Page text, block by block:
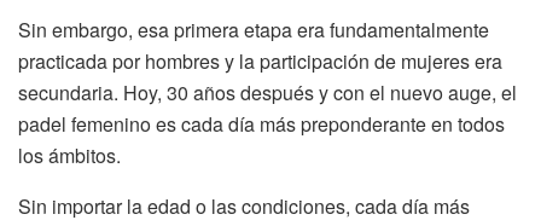
Sin embargo, esa primera etapa era fundamentalmente
practicada por hombres y la participación de mujeres era
secundaria. Hoy, 30 años después y con el nuevo auge, el
padel femenino es cada día más preponderante en todos
los ámbitos.
Sin importar la edad o las condiciones, cada día más